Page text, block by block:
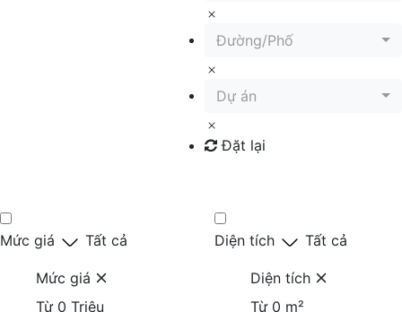
Đường/Phố
Dự án
Đặt lại
Mức giá Tất cả
Mức giá
Từ 0 Triệu
Diện tích Tất cả
Diện tích
Từ 0 m²